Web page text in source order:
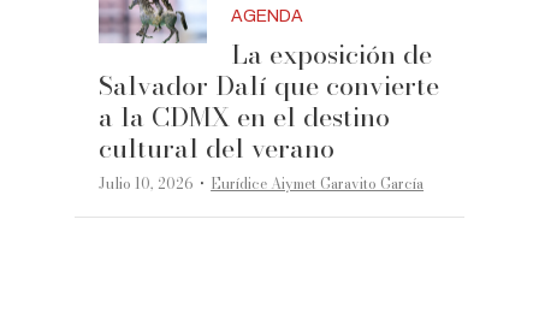
AGENDA
La exposición de
Salvador Dalí que convierte
a la CDMX en el destino
cultural del verano
Julio 10, 2026 ·Eurídice Aiymet Garavito García